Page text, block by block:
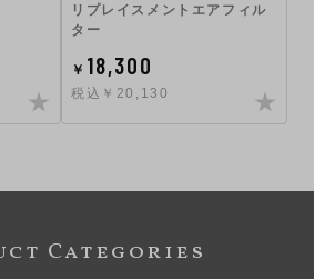
リプレイスメントエアフィル
ター
￥ 18,300
税込￥20,130
Categories